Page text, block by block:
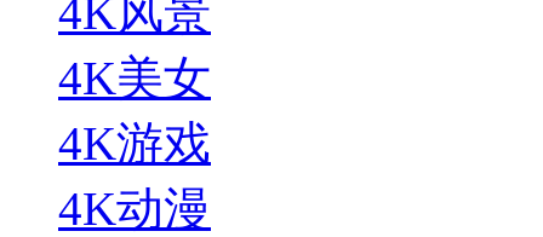
4K风景
4K美女
4K游戏
4K动漫